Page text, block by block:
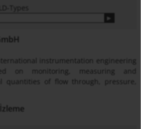
Types
instrumentation engineering
on monitoring, measuring and
quantities of flow through, pressure,